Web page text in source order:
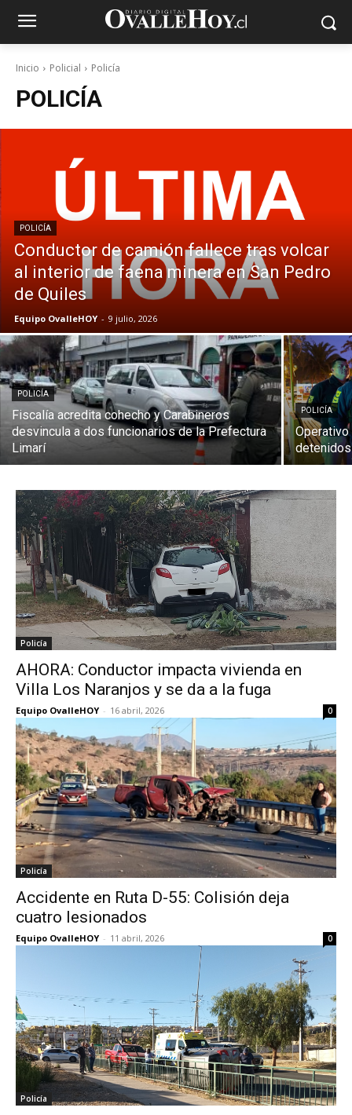
Inicio Policial Policía
POLICÍA
POLICÍA
Conductor de camión fallece tras volcar
al interior de faena minera en San Pedro
de Quiles
Equipo OvalleHOY - 9 julio, 2026
POLICÍA
Fiscalía acredita cohecho y Carabineros
desvincula a dos funcionarios de la Prefectura
Limarí
POLICÍA
detenidos
Policía
AHORA: Conductor impacta vivienda en
Villa Los Naranjos y se da a la fuga
Equipo OvalleHOY - 16 abril, 2026 0
Policía
Accidente en Ruta D-55: Colisión deja
cuatro lesionados
Equipo OvalleHOY - 11 abril, 2026 0
Policía